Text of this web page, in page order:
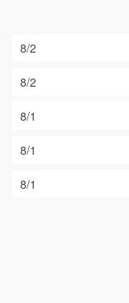
8/2
8/2
8/1
8/1
8/1